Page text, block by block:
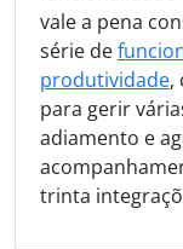
vale a pena
série de
produtividade,
para gerir
adiamento e
trinta